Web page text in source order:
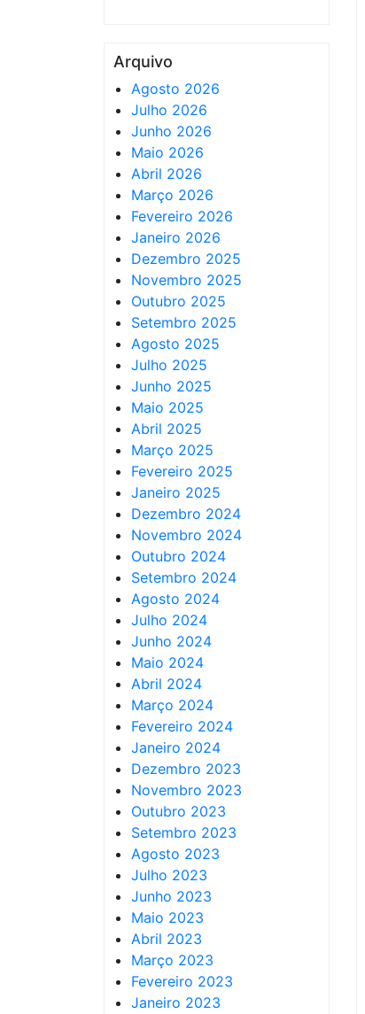
Arquivo
Agosto 2026
Julho 2026
Junho 2026
Maio 2026
Abril 2026
Março 2026
Fevereiro 2026
Janeiro 2026
Dezembro 2025
Novembro 2025
Outubro 2025
Setembro 2025
Agosto 2025
Julho 2025
Junho 2025
Maio 2025
Abril 2025
Março 2025
Fevereiro 2025
Janeiro 2025
Dezembro 2024
Novembro 2024
Outubro 2024
Setembro 2024
Agosto 2024
Julho 2024
Junho 2024
Maio 2024
Abril 2024
Março 2024
Fevereiro 2024
Janeiro 2024
Dezembro 2023
Novembro 2023
Outubro 2023
Setembro 2023
Agosto 2023
Julho 2023
Junho 2023
Maio 2023
Abril 2023
Março 2023
Fevereiro 2023
Janeiro 2023